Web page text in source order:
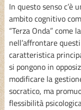
In questo senso c’è
ambito cognitivo
“Terza Onda” come
nell’affrontare
caratteristica
si pongono in
modificare la
socratico, ma
flessibilità